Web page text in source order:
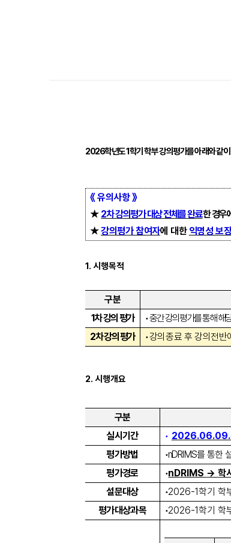
2026학년도1학기 학부 강의평가를 아래와 같
《유의사항》
★ 2차 강의평가 대상 전체를 완료한 경우
★강의평가 참여자에 대한 익명성 보
1. 시행목적
구분
1차 강의 평가 •중간 강의평가를 통해 해
2차 강의 평가 •강의종료 후 강의전반
2. 시행개요
구분
실시기간
•
평가방법
•nDRIMS를 통한
평가경로
•nDRIMS →학
설문대상
•2026-1학기 학
평가대상과목
•2026-1학기 학